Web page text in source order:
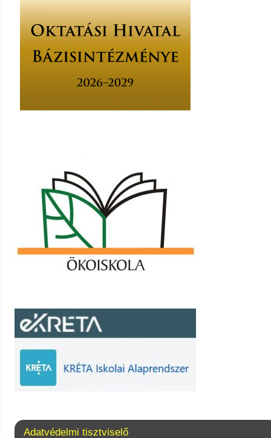
Adatvédelmi tisztviselő